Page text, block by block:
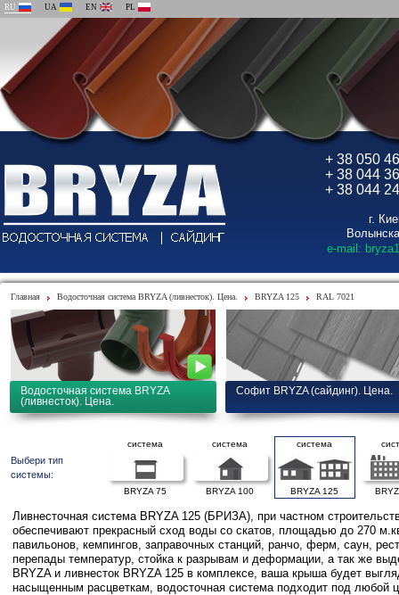
RU UA EN PL
+ 38 050
+ 38 044
+ 38 044
г.
e-mail:
Главная Водосточная система BRYZA (ливнесток). Цена. BRYZA 125 RAL 7021
Водосточная система BRYZA
(ливнесток). Цена.
Софит BRYZA (сайдинг). Цена.
Выбери тип
системы:
система
BRYZA 75
система
BRYZA 100
система
BRYZA 125
Ливнесточная система BRYZA 125 (БРИЗА), при частном
обеспечивают прекрасный сход воды со скатов, площадью до 270
павильонов, кемпингов, заправочных станций, ранчо, ферм, саун,
перепады температур, стойка к разрывам и деформации, а так же
BRYZA и ливнесток BRYZA 125 в комплексе, ваша крыша будет
насыщенным расцветкам, водосточная система подходит под любой